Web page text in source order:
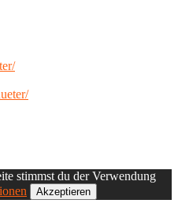
stimmst du der Verwendung
Akzeptieren